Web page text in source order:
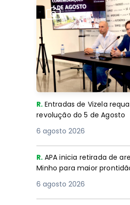
R. Entradas de Vizela
revolução do 5 de Agosto
6 agosto 2026
R. APA inicia retirada de
Minho para maior
6 agosto 2026